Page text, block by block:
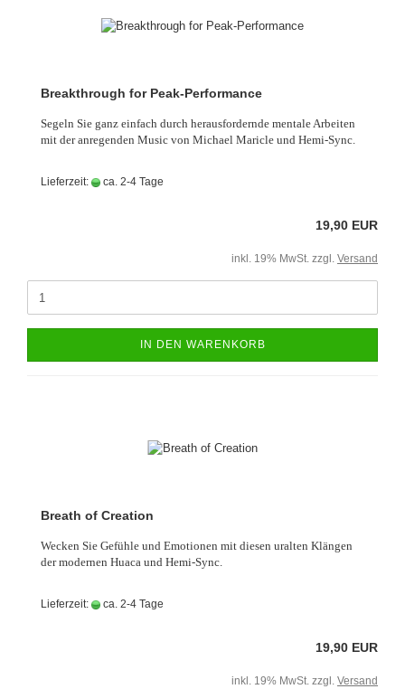
Breakthrough for Peak-Performance
Segeln Sie ganz einfach durch herausfordernde mentale Arbeiten
mit der anregenden Music von Michael Maricle und Hemi-Sync.
Lieferzeit: ca. 2-4 Tage
19,90 EUR
inkl. 19% MwSt. zzgl. Versand
IN DEN WARENKORB
Breath of Creation
Wecken Sie Gefühle und Emotionen mit diesen uralten Klängen
der modernen Huaca und Hemi-Sync.
Lieferzeit: ca. 2-4 Tage
19,90 EUR
inkl. 19% MwSt. zzgl. Versand